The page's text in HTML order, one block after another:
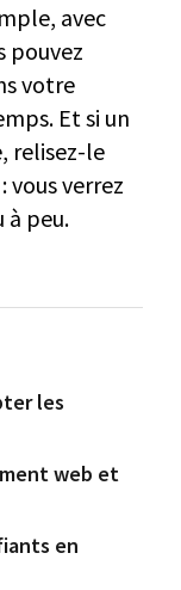
avec
pouvez
votre
Et si un
relisez-le
vous verrez
à peu.
les
web et
en